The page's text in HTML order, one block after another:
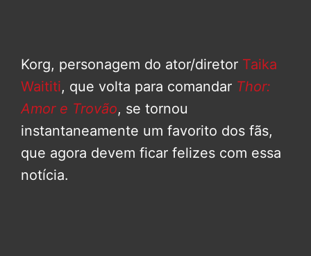
Korg, personagem do ator/diretor Taika
Waititi, que volta para comandar Thor:
Amor e Trovão, se tornou
instantaneamente um favorito dos fãs,
que agora devem ficar felizes com essa
notícia.